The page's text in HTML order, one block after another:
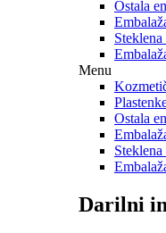
Ostala
Steklena
Menu
Ostala
Steklena
Darilni